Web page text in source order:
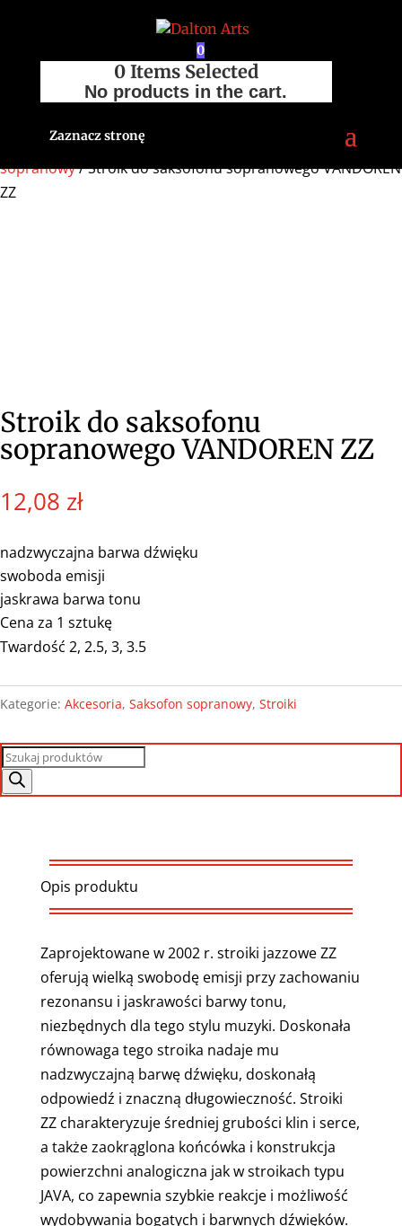
0
0 Items Selected
No products in the cart.
Zaznacz stronę
Strona główna/Sklep
Saksofon
sopranowy/ Stroik do saksofonu sopranowego VANDOREN
ZZ
Stroik do saksofonu
sopranowego VANDOREN ZZ
12,08 zł
nadzwyczajna barwa dźwięku
swoboda emisji
jaskrawa barwa tonu
Cena za 1 sztukę
Twardość 2, 2.5, 3, 3.5
Kategorie: Akcesoria, Saksofon sopranowy, Stroiki
Wyszukiwarka
produktów
Opis produktu
Zaprojektowane w 2002 r. stroiki jazzowe ZZ
oferują wielką swobodę emisji przy zachowaniu
rezonansu i jaskrawości barwy tonu,
niezbędnych dla tego stylu muzyki. Doskonała
równowaga tego stroika nadaje mu
nadzwyczajną barwę dźwięku, doskonałą
odpowiedź i znaczną długowieczność. Stroiki
ZZ charakteryzuje średniej grubości klin i serce,
a także zaokrąglona końcówka i konstrukcja
powierzchni analogiczna jak w stroikach typu
JAVA, co zapewnia szybkie reakcje i możliwość
wydobywania bogatych i barwnych dźwięków.